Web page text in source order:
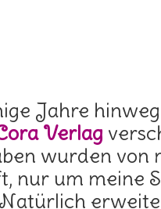
Jahre
Verlag
wurden von
nur um meine